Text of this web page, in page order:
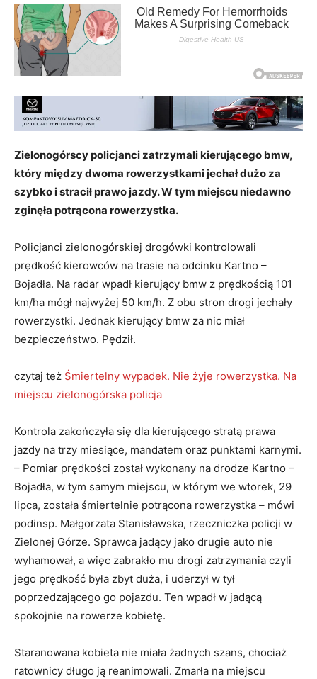
Zielonogórscy policjanci zatrzymali kierującego bmw,
który między dwoma rowerzystkami jechał dużo za
szybko i stracił prawo jazdy. W tym miejscu niedawno
zginęła potrącona rowerzystka.
Policjanci zielonogórskiej drogówki kontrolowali
prędkość kierowców na trasie na odcinku Kartno –
Bojadła. Na radar wpadł kierujący bmw z prędkością 101
km/ha mógł najwyżej 50 km/h. Z obu stron drogi jechały
rowerzystki. Jednak kierujący bmw za nic miał
bezpieczeństwo. Pędził.
czytaj też Śmiertelny wypadek. Nie żyje rowerzystka. Na
miejscu zielonogórska policja
Kontrola zakończyła się dla kierującego stratą prawa
jazdy na trzy miesiące, mandatem oraz punktami karnymi.
– Pomiar prędkości został wykonany na drodze Kartno –
Bojadła, w tym samym miejscu, w którym we wtorek, 29
lipca, została śmiertelnie potrącona rowerzystka – mówi
podinsp. Małgorzata Stanisławska, rzeczniczka policji w
Zielonej Górze. Sprawca jadący jako drugie auto nie
wyhamował, a więc zabrakło mu drogi zatrzymania czyli
jego prędkość była zbyt duża, i uderzył w tył
poprzedzającego go pojazdu. Ten wpadł w jadącą
spokojnie na rowerze kobietę.
Staranowana kobieta nie miała żadnych szans, chociaż
ratownicy długo ją reanimowali. Zmarła na miejscu